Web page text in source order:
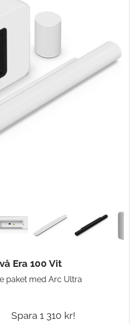
Era 100 Vit
paket med Arc Ultra
Spara 1 310 kr!